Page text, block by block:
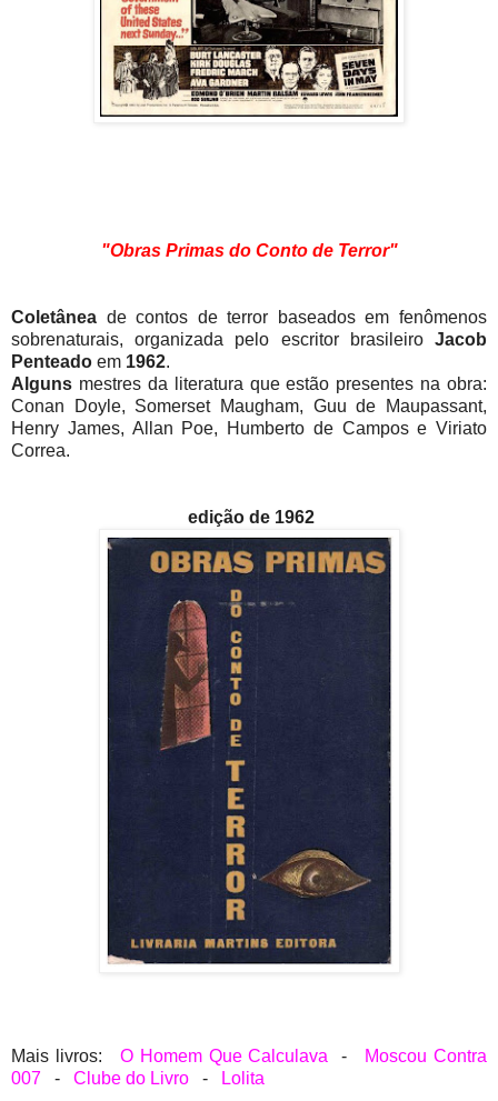
"Obras Primas do Conto de Terror"
Coletânea de contos de terror baseados em fenômenos
sobrenaturais, organizada pelo escritor brasileiroJacob
Penteado em 1962.
Alguns mestres da literatura que estão presentes na obra:
Conan Doyle, Somerset Maugham, Guu de Maupassant,
Henry James, Allan Poe, Humberto de Campos e Viriato
Correa.
edição de 1962
Mais livros:O Homem Que Calculava - Moscou Contra
007 - Clube do Livro - Lolita